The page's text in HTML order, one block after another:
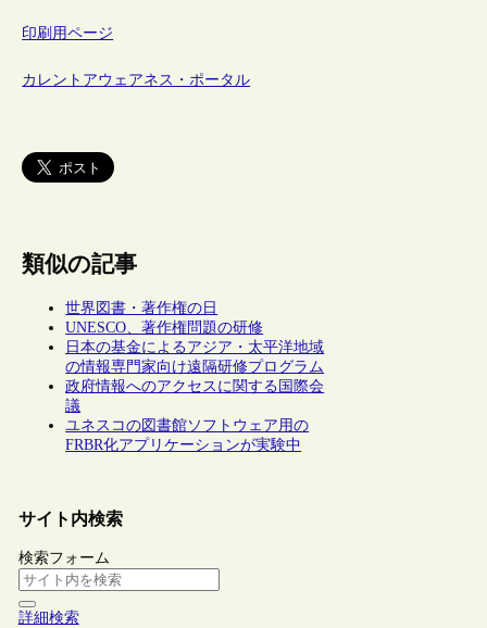
印刷用ページ
カレントアウェアネス・ポータル
類似の記事
世界図書・著作権の日
UNESCO、著作権問題の研修
日本の基金によるアジア・太平洋地域
の情報専門家向け遠隔研修プログラム
政府情報へのアクセスに関する国際会
議
ユネスコの図書館ソフトウェア用の
FRBR化アプリケーションが実験中
サイト内検索
検索フォーム
詳細検索